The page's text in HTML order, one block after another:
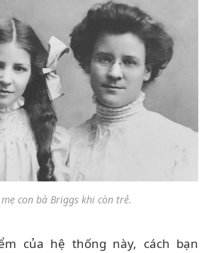
con bà Briggs khi còn trẻ.
của hệ thống này, cách bạn